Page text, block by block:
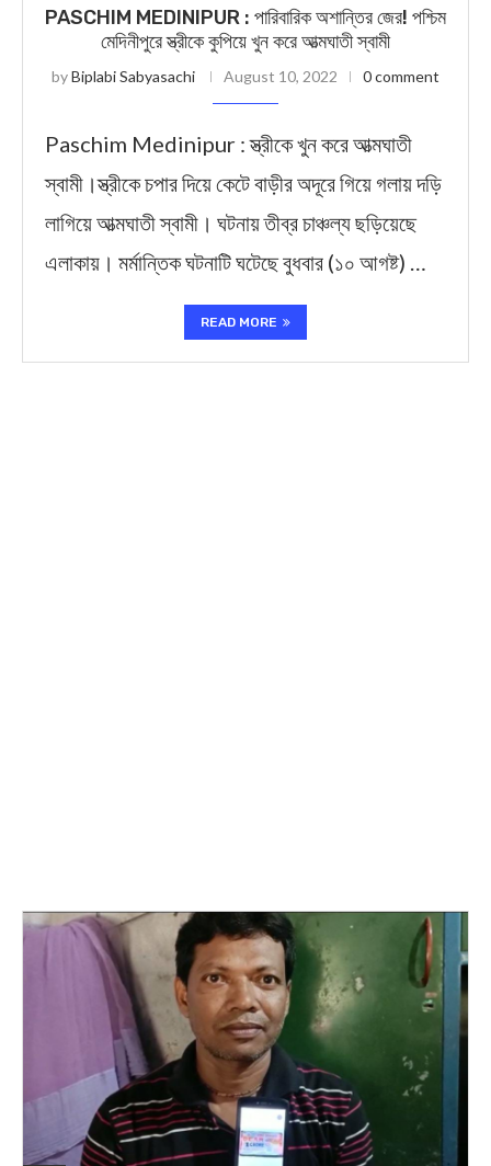
PASCHIM MEDINIPUR : পারিবারিক অশান্তির জের! পশ্চিম
মেদিনীপুরে স্ত্রীকে কুপিয়ে খুন করে আত্মঘাতী স্বামী
byBiplabi Sabyasachi August 10, 2022 0 comment
Paschim Medinipur : স্ত্রীকে খুন করে আত্মঘাতী
স্বামী।স্ত্রীকে চপার দিয়ে কেটে বাড়ীর অদূরে গিয়ে গলায় দড়ি
লাগিয়ে আত্মঘাতী স্বামী। ঘটনায় তীব্র চাঞ্চল্য ছড়িয়েছে
এলাকায়। মর্মান্তিক ঘটনাটি ঘটেছে বুধবার (১০ আগষ্ট) …
READ MORE